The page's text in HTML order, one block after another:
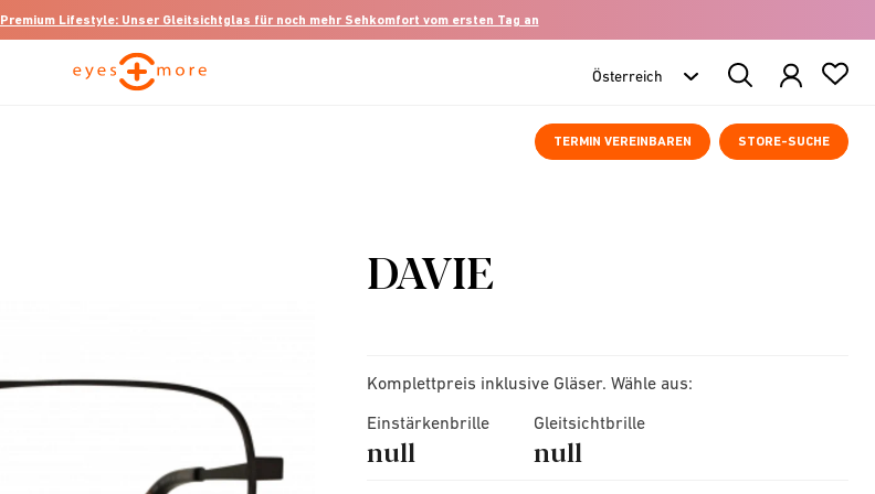
Premium Lifestyle: Unser Gleitsichtglas für noch mehr Sehkomfort vom ersten Tag an
Search
Products
TERMIN VEREINBAREN STORE-SUCHE
DAVIE
Komplettpreis inklusive Gläser. Wähle aus:
Einstärkenbrille
null
Gleitsichtbrille
null